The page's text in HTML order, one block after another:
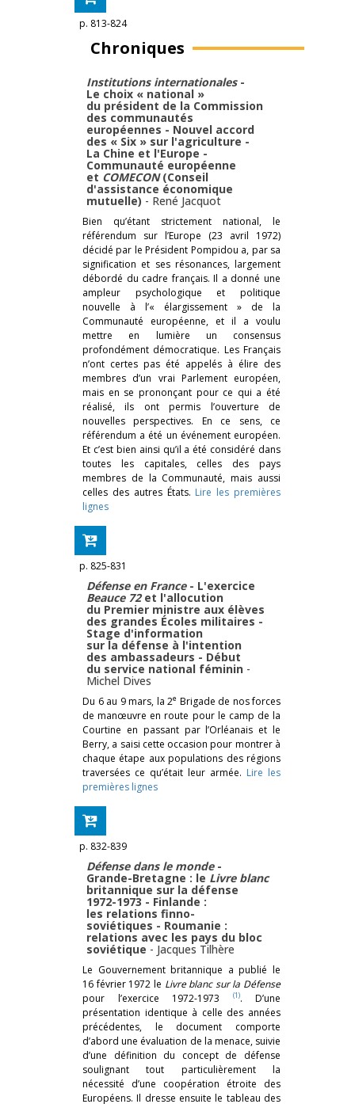
p. 813-824
Chroniques
Institutions internationales-
Le choix « national »
du président de la Commission
des communautés
européennes - Nouvel accord
des « Six » sur l'agriculture -
La Chine et l'Europe -
Communauté européenne
et COMECON(Conseil
d'assistance économique
mutuelle) - René Jacquot
Bien qu’étant strictement national, le
référendum sur l’Europe (23 avril 1972)
décidé par le Président Pompidou a, par sa
signification et ses résonances, largement
débordé du cadre français. Il a donné une
ampleur psychologique et politique
nouvelle à l’« élargissement » de la
Communauté européenne, et il a voulu
mettre en lumière un consensus
profondément démocratique. Les Français
n’ont certes pas été appelés à élire des
membres d’un vrai Parlement européen,
mais en se prononçant pour ce qui a été
réalisé, ils ont permis l’ouverture de
nouvelles perspectives. En ce sens, ce
référendum a été un événement européen.
Et c’est bien ainsi qu’il a été considéré dans
toutes les capitales, celles des pays
membres de la Communauté, mais aussi
celles des autres États. Lire les premières
lignes
p. 825-831
Défense en France - L'exercice
Beauce 72et l'allocution
du Premier ministre aux élèves
des grandes Écoles militaires -
Stage d'information
sur la défense à l'intention
des ambassadeurs - Début
du service national féminin -
Michel Dives
Du 6 au 9 mars, la 2e Brigade de nos forces
de manœuvre en route pour le camp de la
Courtine en passant par l’Orléanais et le
Berry, a saisi cette occasion pour montrer à
chaque étape aux populations des régions
traversées ce qu’était leur armée. Lire les
premières lignes
p. 832-839
Défense dans le monde-
Grande-Bretagne : le Livre blanc
britannique sur la défense
1972-1973 - Finlande :
les relations finno-
soviétiques - Roumanie :
relations avec les pays du bloc
soviétique - Jacques Tilhère
Le Gouvernement britannique a publié le
16 février 1972 le Livre blanc sur la Défense
pour l’exercice 1972-1973
(1). D’une
présentation identique à celle des années
précédentes, le document comporte
d’abord une évaluation de la menace, suivie
d’une définition du concept de défense
soulignant tout particulièrement la
nécessité d’une coopération étroite des
Européens. Il dresse ensuite le tableau des